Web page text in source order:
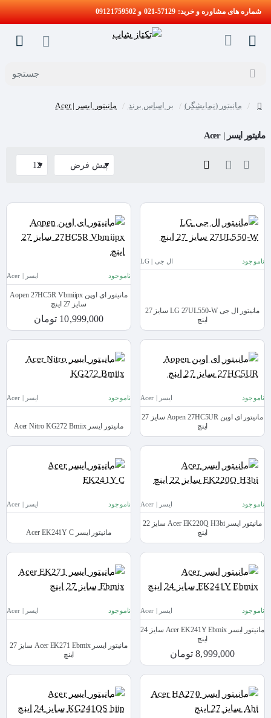
شماره های مشاوره و خرید: 57129-021 و 09121759502
جستجو
مانیتور (نمایشگر) بر اساس برند مانیتور ایسر | Acer
مانیتور ایسر | Acer
ناموجود ال جی | LG
مانیتور ال جی LG 27UL550-W سایز 27
اینچ
ناموجود ایسر | Acer
مانیتور ای اوپن Aopen 27HC5R Vbmiipx
سایز 27 اینچ
10,999,000 تومان
ناموجود ایسر | Acer
مانیتور ای اوپن Aopen 27HC5UR سایز 27
اینچ
ناموجود ایسر | Acer
مانیتور ایسر Acer Nitro KG272 Bmiix
ناموجود ایسر | Acer
مانیتور ایسر Acer EK220Q H3bi سایز 22
اینچ
ناموجود ایسر | Acer
مانیتور ایسر Acer EK241Y C
ناموجود ایسر | Acer
مانیتور ایسر Acer EK241Y Ebmix سایز 24
اینچ
8,999,000 تومان
ناموجود ایسر | Acer
مانیتور ایسر Acer EK271 Ebmix سایز 27
اینچ